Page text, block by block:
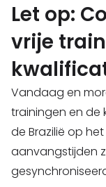
Let op:
vrije
Vandaag en
trainingen en de
de Brazilië op
aanvangstijden